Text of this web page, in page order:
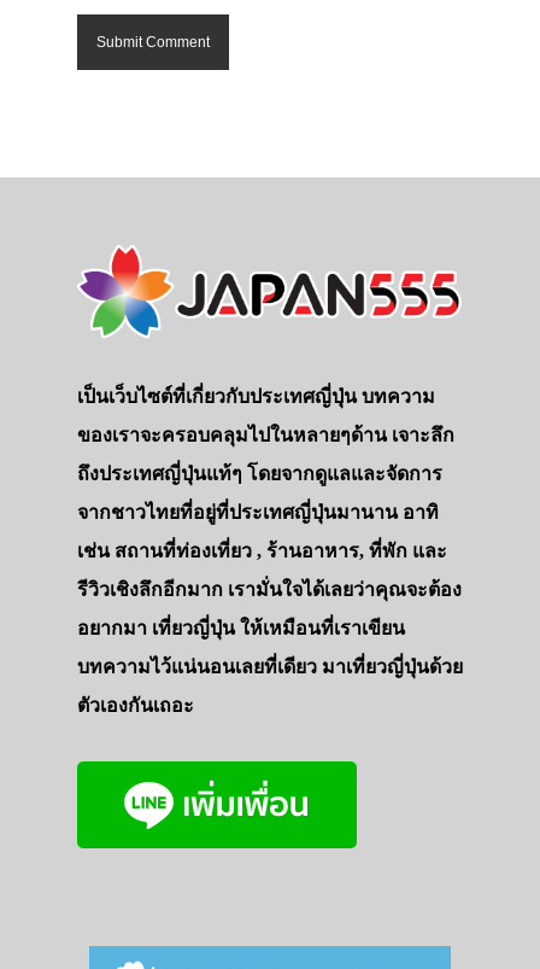
เป็นเว็บไซต์ที่เกี่ยวกับประเทศญี่ปุ่น บทความ
ของเราจะครอบคลุมไปในหลายๆด้าน เจาะลึก
ถึงประเทศญี่ปุ่นแท้ๆ โดยจากดูแลและจัดการ
จากชาวไทยที่อยู่ที่ประเทศญี่ปุ่นมานาน อาทิ
เช่น สถานที่ท่องเที่ยว , ร้านอาหาร, ที่พัก และ
รีวิวเชิงลึกอีกมาก เรามั่นใจได้เลยว่าคุณจะต้อง
อยากมา เที่ยวญี่ปุ่น ให้เหมือนที่เราเขียน
บทความไว้แน่นอนเลยที่เดียว มาเที่ยวญี่ปุ่นด้วย
ตัวเองกันเถอะ